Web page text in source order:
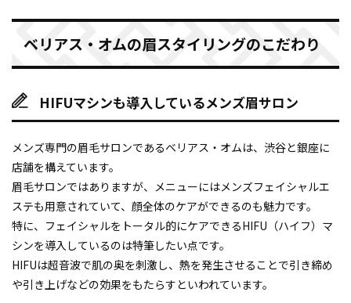
ベリアス・オムの眉スタイリングのこだわり
HIFUマシンも導入しているメンズ眉サロン
メンズ専門の眉毛サロンであるベリアス・オムは、渋谷と銀座に
店舗を構えています。
眉毛サロンではありますが、メニューにはメンズフェイシャルエ
ステも用意されていて、顔全体のケアができるのも魅力です。
特に、フェイシャルをトータル的にケアできるHIFU（ハイフ）マ
シンを導入しているのは特筆したい点です。
HIFUは超音波で肌の奥を刺激し、熱を発生させることで引き締め
や引き上げなどの効果をもたらすといわれています。